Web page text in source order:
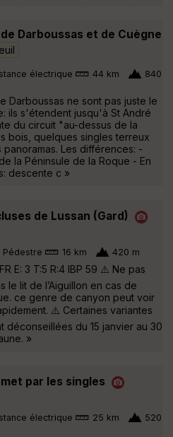
Darboussas et de Cuègne
électrique 44 km
840
Darboussas ne sont pas juste le
ils s'étendent jusqu'à St André
du circuit "au-dessus de la
bois, quelques singles terreux
Les différences: -
la Péninsule de la Roque - En
descente c »
de Lussan (Gard)
Pédestre 16 km 420 m
E: 3 T:5 R:4 IBP 59 ⚠️ Ne pas
le lit de l’Aiguillon en cas de
ce genre de canyon peut voir
⚠️ Certaines variantes
déconseillées du 15 janvier au 30
»
par les singles
électrique 25 km
520